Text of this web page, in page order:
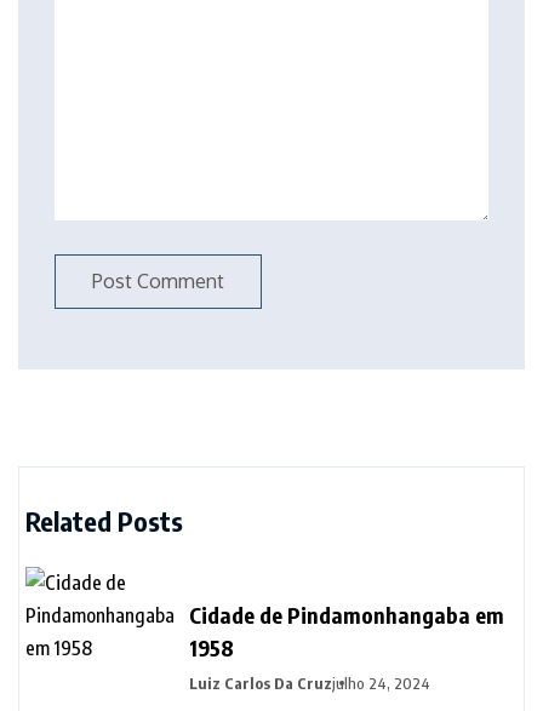
Related Posts
Cidade de Pindamonhangaba em
1958
Luiz Carlos Da Cruzjulho 24, 2024